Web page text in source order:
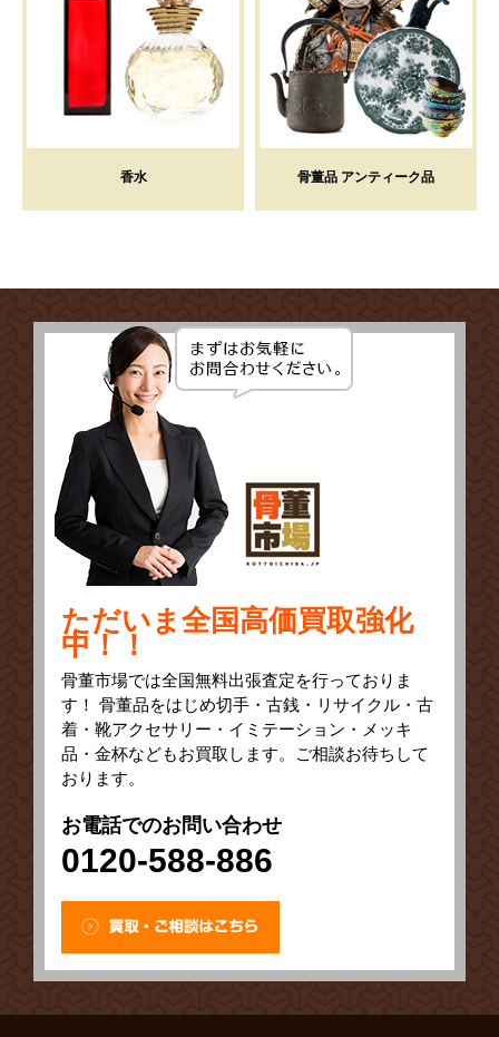
香水 骨董品 アンティーク品
ただいま全国高価買取強化
中！！
骨董市場では全国無料出張査定を行っておりま
す！ 骨董品をはじめ切手・古銭・リサイクル・古
着・靴アクセサリー・イミテーション・メッキ
品・金杯などもお買取します。ご相談お待ちして
おります。
お電話でのお問い合わせ
0120-588-886